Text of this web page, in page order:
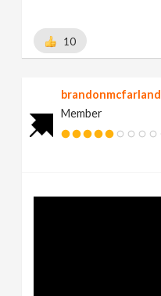
10
brandonmcfarland
Member